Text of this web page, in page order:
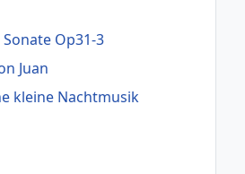
Op31-3
Juan
kleine Nachtmusik